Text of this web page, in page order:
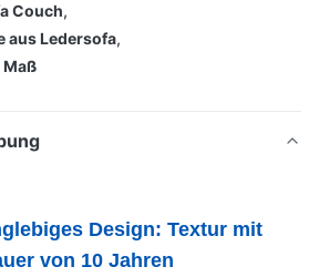
Couch,
aus Ledersofa,
Design: Textur mit
von 10 Jahren